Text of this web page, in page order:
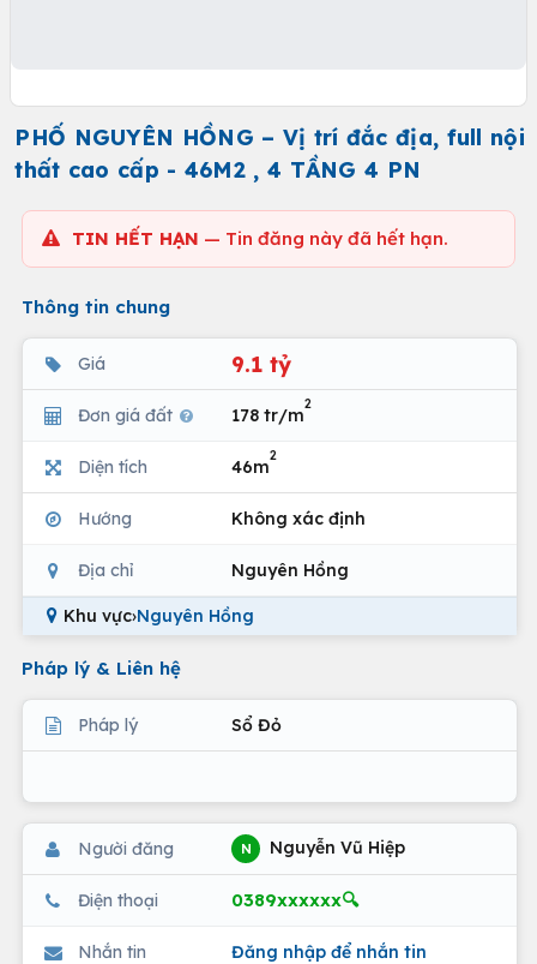
PHỐ NGUYÊN HỒNG – Vị trí đắc địa, full nội
thất cao cấp - 46M2 , 4 TẦNG 4 PN
TIN HẾT HẠN — Tin đăng này đã hết hạn.
Thông tin chung
Giá 9.1 tỷ
Đơn giá đất 178 tr/m
2
Diện tích 46m
2
Hướng Không xác định
Địa chỉ Nguyên Hồng
Khu vực›Nguyên Hồng
Pháp lý & Liên hệ
Pháp lý Sổ Đỏ
Người đăng N Nguyễn Vũ Hiệp
Điện thoại 0389xxxxxx🔍
Nhắn tin Đăng nhập để nhắn tin